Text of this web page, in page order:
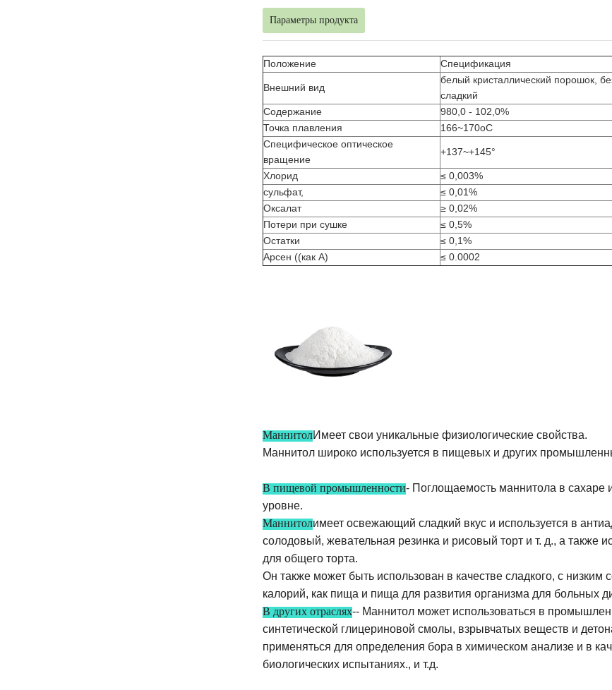
Параметры продукта
Положение Спецификация
Внешний вид
белый кристаллический порошок,
сладкий
Содержание
980,0 - 102,0%
Точка плавления
166~170oC
Специфическое оптическое
вращение
+137~+145°
Хлорид
≤ 0,003%
сульфат,
≤ 0,01%
Оксалат
≥ 0,02%
Потери при сушке
≤ 0,5%
Остатки
≤ 0,1%
Арсен ((как А)
≤ 0.0002
МаннитолИмеет свои уникальные физиологические свойства.
Маннитол широко используется в пищевых и других
В пищевой промышленности- Поглощаемость маннитола в сахаре
уровне.
Маннитолимеет освежающий сладкий вкус и используется в
солодовый, жевательная резинка и рисовый торт и т. д., а также
для общего торта.
Он также может быть использован в качестве сладкого, с
калорий, как пища и пища для развития организма для больных
В других отраслях-- Маннитол может использоваться в
синтетической глицериновой смолы, взрывчатых веществ и
применяться для определения бора в химическом анализе и в
биологических испытаниях., и т.д.